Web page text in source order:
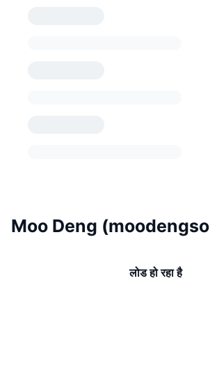
Moo Deng
लोड हो रहा है